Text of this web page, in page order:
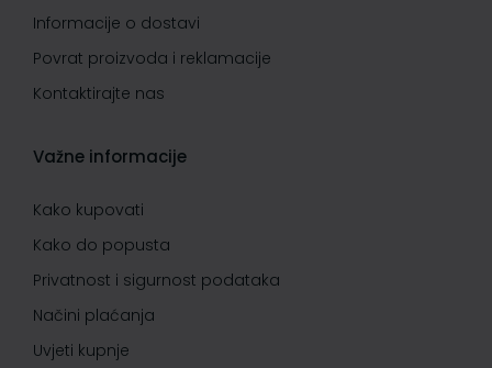
Informacije o dostavi
Povrat proizvoda i reklamacije
Kontaktirajte nas
Važne informacije
Kako kupovati
Kako do popusta
Privatnost i sigurnost podataka
Načini plaćanja
Uvjeti kupnje